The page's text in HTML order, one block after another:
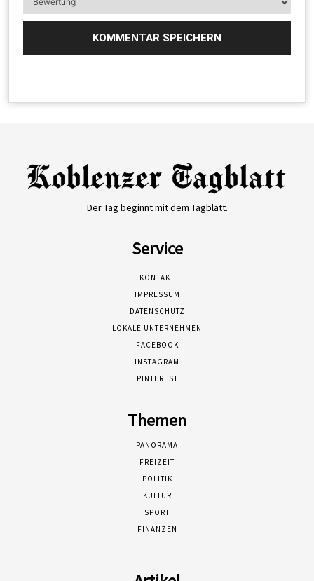
Der Tag beginnt mit dem Tagblatt.
Service
KONTAKT
IMPRESSUM
DATENSCHUTZ
LOKALE UNTERNEHMEN
FACEBOOK
INSTAGRAM
PINTEREST
Themen
PANORAMA
FREIZEIT
POLITIK
KULTUR
SPORT
FINANZEN